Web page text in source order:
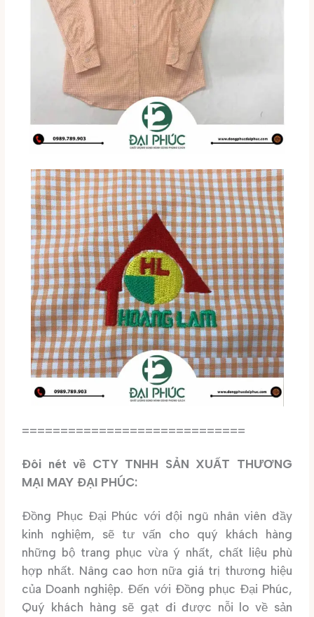
=============================
Đôi nét về CTY TNHH SẢN XUẤT THƯƠNG
MẠI MAY ĐẠI PHÚC:
Đồng Phục Đại Phúc với đội ngũ nhân viên đầy
kinh nghiệm, sẽ tư vấn cho quý khách hàng
những bộ trang phục vừa ý nhất, chất liệu phù
hợp nhất. Nâng cao hơn nữa giá trị thương hiệu
của Doanh nghiệp. Đến với Đồng phục Đại Phúc,
Quý khách hàng sẽ gạt đi được nỗi lo về sản